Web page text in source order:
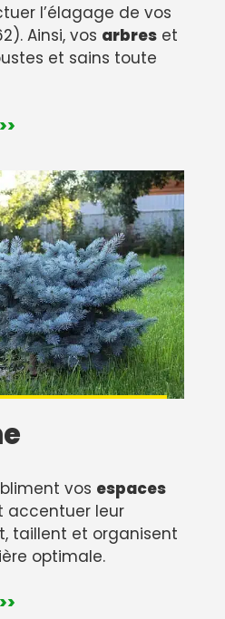
l’élagage de vos
Ainsi, vos arbres et
et sains toute
vos espaces
accentuer leur
taillent et organisent
optimale.